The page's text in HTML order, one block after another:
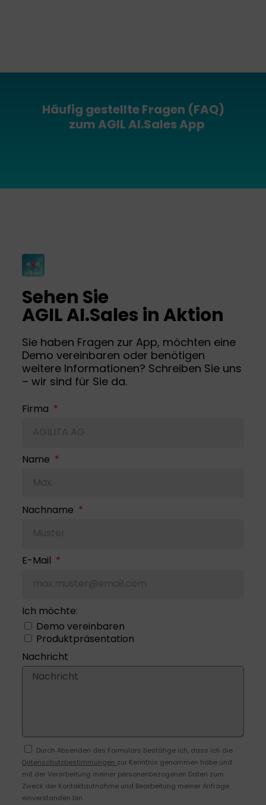
Häufig gestellte Fragen (FAQ)
zum AGIL AI.Sales App
Sehen Sie
AGIL AI.Sales in Aktion
Sie haben Fragen zur App, möchten eine
Demo vereinbaren oder benötigen
weitere Informationen? Schreiben Sie uns
– wir sind für Sie da.
Firma
Name
Nachname
E-Mail
Ich möchte:
Demo vereinbaren
Produktpräsentation
Nachricht
Durch Absenden des Formulars bestätige ich, dass ich die
Datenschutzbestimmungen zur Kenntnis genommen habe und
mit der Verarbeitung meiner personenbezogenen Daten zum
Zweck der Kontaktaufnahme und Bearbeitung meiner Anfrage
einverstanden bin.